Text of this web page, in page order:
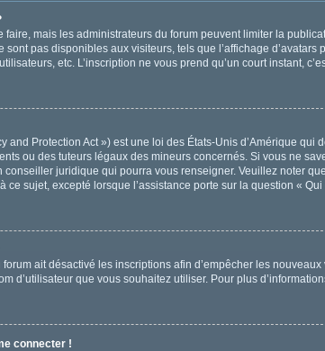
faire, mais les administrateurs du forum peuvent limiter la
pas disponibles aux visiteurs, tels que l’affichage
etc. L’inscription ne vous prend qu’un court instant,
and Protection Act ») est une loi des États-Unis d’Amérique
ou des tuteurs légaux des mineurs concernés. Si vous ne
juridique qui pourra vous renseigner. Veuillez noter
ce sujet, excepté lorsque l’assistance porte sur la question «
forum ait désactivé les inscriptions afin d’empêcher les
d’utilisateur que vous souhaitez utiliser. Pour plus
connecter !